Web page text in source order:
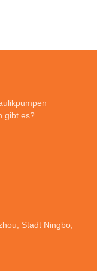
gibt es?
Stadt Ningbo,